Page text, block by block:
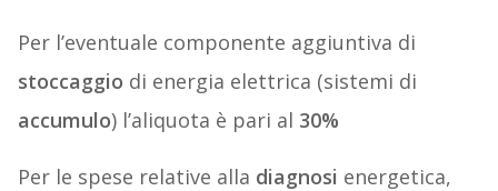
Per l’eventuale componente aggiuntiva di
stoccaggio di energia elettrica (sistemi di
accumulo) l’aliquota è pari al 30%
Per le spese relative alla diagnosi energetica,